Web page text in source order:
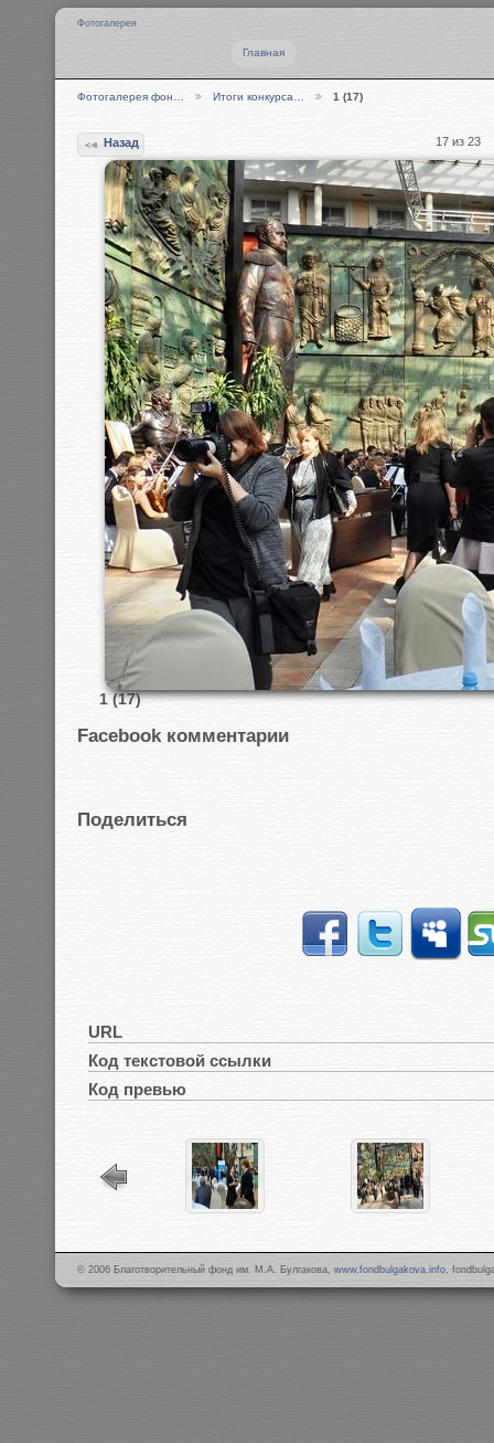
Фотогалерея
Главная
Фотогалерея фон… Итоги конкурса… 1 (17)
Назад 17 из 23
1 (17)
Facebook комментарии
Поделиться
URL
Код текстовой ссылки
Код превью
© 2006 Благотворительный фонд им. М.А. Булгакова, www.fondbulgakova.info,